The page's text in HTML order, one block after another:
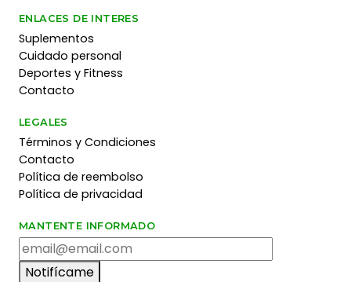
ENLACES DE INTERES
Suplementos
Cuidado personal
Deportes y Fitness
Contacto
LEGALES
Términos y Condiciones
Contacto
Política de reembolso
Política de privacidad
MANTENTE INFORMADO
Notifícame